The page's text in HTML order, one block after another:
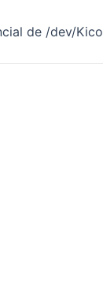
de /dev/Kico